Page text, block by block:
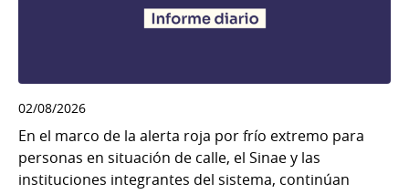
02/08/2026
En el marco de la alerta roja por frío extremo para
personas en situación de calle, el Sinae y las
instituciones integrantes del sistema, continúan